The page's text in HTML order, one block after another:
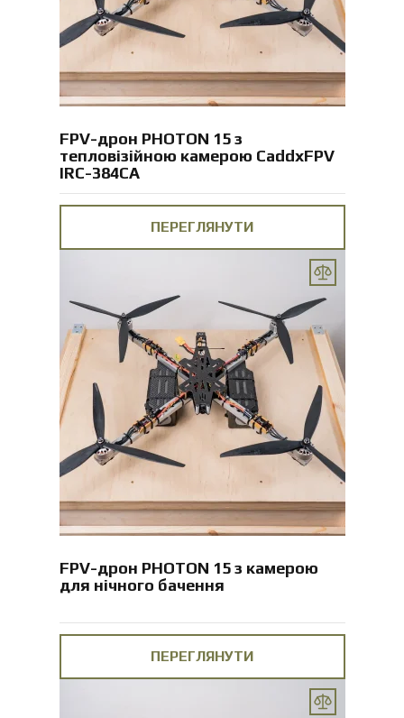
FPV-дрон PHOTON 15 з
тепловізійною камерою CaddxFPV
IRC-384CA
ПЕРЕГЛЯНУТИ
FPV-дрон PHOTON 15 з камерою
для нічного бачення
ПЕРЕГЛЯНУТИ